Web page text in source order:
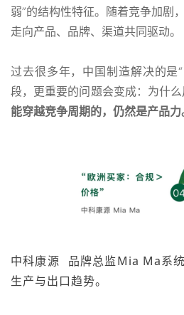
弱”的结构性特征。随着竞争加剧
走向产品、品牌、渠道共同驱动。
过去很多年，中国制造解决的是
段，更重要的问题会变成：为什么
能穿越竞争周期的，仍然是产品力
中科康源
品牌总监Mia Ma系
生产与出口趋势。